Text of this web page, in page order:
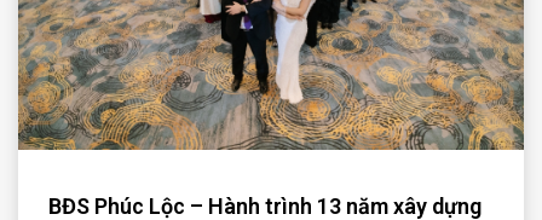
BĐS Phúc Lộc – Hành trình 13 năm xây dựng